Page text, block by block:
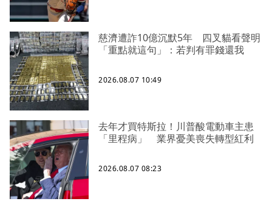
慈濟遭詐10億沉默5年 四叉貓看聲明
「重點就這句」：若判有罪錢還我
2026.08.07 10:49
去年才買特斯拉！川普酸電動車主患
「里程病」 業界憂美喪失轉型紅利
2026.08.07 08:23